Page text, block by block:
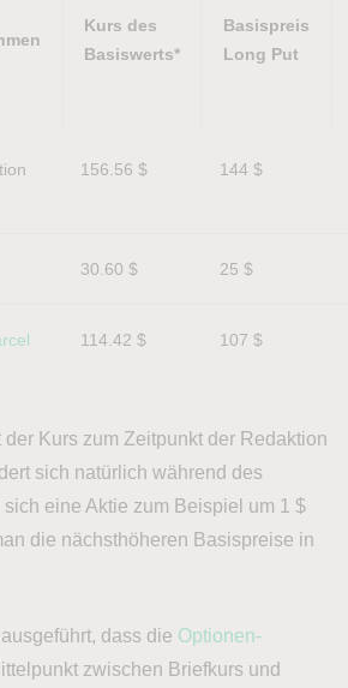
Kurs des
Basiswerts*
Basispreis
Long Put
Basiswerts*
Long Put
156.56 $ 144 $
30.60 $ 25 $
114.42 $ 107 $
Kurs zum Zeitpunkt der Redaktion
sich natürlich während des
eine Aktie zum Beispiel um 1 $
die nächsthöheren Basispreise in
dass die Optionen-
zwischen Briefkurs und